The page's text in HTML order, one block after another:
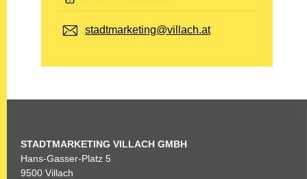
E-Mail:
stadtmarketing@villach.at
STADTMARKETING VILLACH GMBH
Hans-Gasser-Platz 5
9500 Villach